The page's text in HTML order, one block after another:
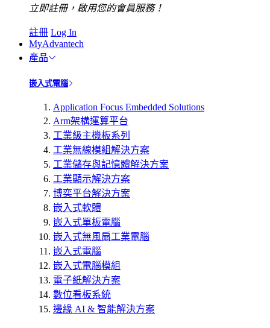
立即註冊，啟用您的會員服務！
註冊 Log In
MyAdvantech
產品
嵌入式電腦
Application Focus Embedded Solutions
Arm架構運算平台
工業級主機板系列
工業無線模組解決方案
工業儲存與記憶體解決方案
工業顯示解決方案
博奕平台解決方案
嵌入式軟體
嵌入式單板電腦
嵌入式無風扇工業電腦
嵌入式電腦
嵌入式電腦模組
電子紙解決方案
數位看板系統
邊緣 AI & 智能解決方案